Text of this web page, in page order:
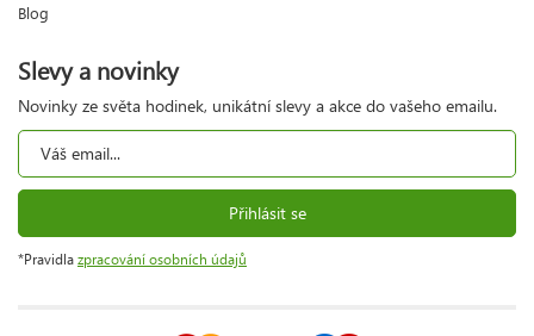
Blog
Slevy a novinky
Novinky ze světa hodinek, unikátní slevy a akce do vašeho emailu.
Přihlásit se
*Pravidla zpracování osobních údajů